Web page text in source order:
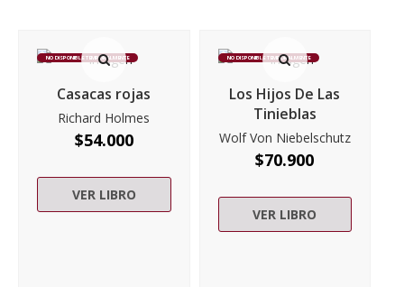
NO DISPONIBLE TEMPORALMENTE
Casacas rojas
Richard Holmes
$54.000
VER LIBRO
NO DISPONIBLE TEMPORALMENTE
Los Hijos De Las
Tinieblas
Wolf Von Niebelschutz
$70.900
VER LIBRO